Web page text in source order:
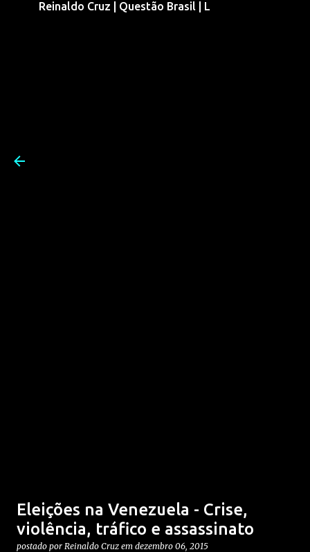
Reinaldo Cruz | Questão Brasil | L
Eleições na Venezuela - Crise,
violência, tráfico e assassinato
postado por Reinaldo Cruz em dezembro 06, 2015